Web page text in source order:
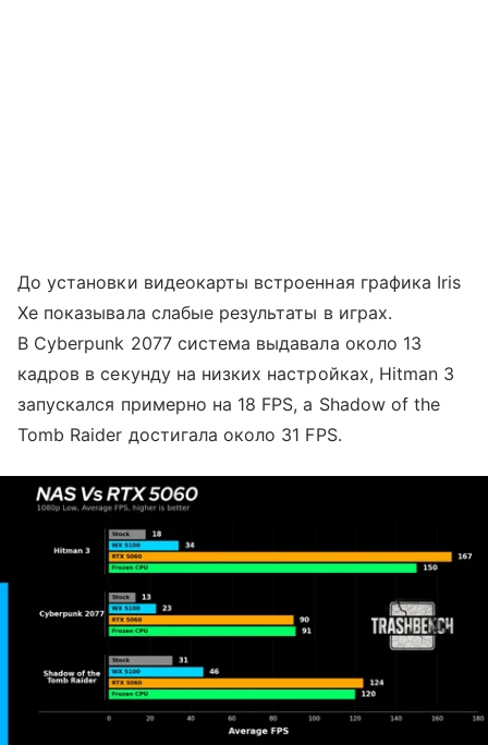
До установки видеокарты встроенная графика Iris
Xe показывала слабые результаты в играх.
В Cyberpunk 2077 система выдавала около 13
кадров в секунду на низких настройках, Hitman 3
запускался примерно на 18 FPS, а Shadow of the
Tomb Raider достигала около 31 FPS.